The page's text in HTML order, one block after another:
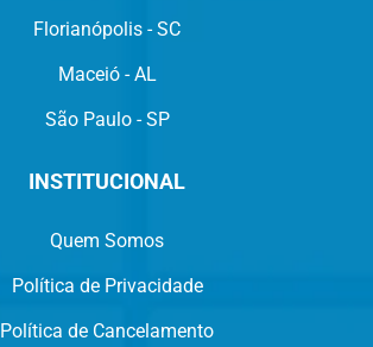
Florianópolis - SC
Maceió - AL
São Paulo - SP
INSTITUCIONAL
Quem Somos
Política de Privacidade
Política de Cancelamento